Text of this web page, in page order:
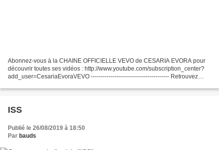
Abonnez-vous à la CHAINE OFFICIELLE VEVO de CESARIA EVORA pour
découvrir toutes ses vidéos : http://www.youtube.com/subscription_center?
add_user=CesariaEvoraVEVO ---------------------------------------- Retrouvez
ISS
Publié le 26/08/2019 à 18:50
Par bauds